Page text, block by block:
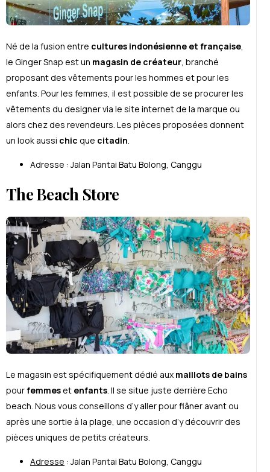
Né de la fusion entre cultures indonésienne et française
le Ginger Snap est un magasin de créateur , branché
proposant des vêtements pour les hommes et pour les
enfants. Pour les femmes, il est possible de se procurer les
vêtements du designer via le site internet de la marque ou
alors chez des revendeurs. Les pièces proposées donnent
un look aussi chic que citadin
Adresse : Jalan Pantai Batu Bolong, Canggu
The Beach Store
Le magasin est spécifiquement dédié aux maillots de bains
pourfemmeset enfants. Il se situe juste derrière Echo
beach. Nous vous conseillons d’y aller pour flâner avant ou
après une sortie à la plage, une occasion d’y découvrir des
pièces uniques de petits créateurs.
Adresse : Jalan Pantai Batu Bolong, Canggu